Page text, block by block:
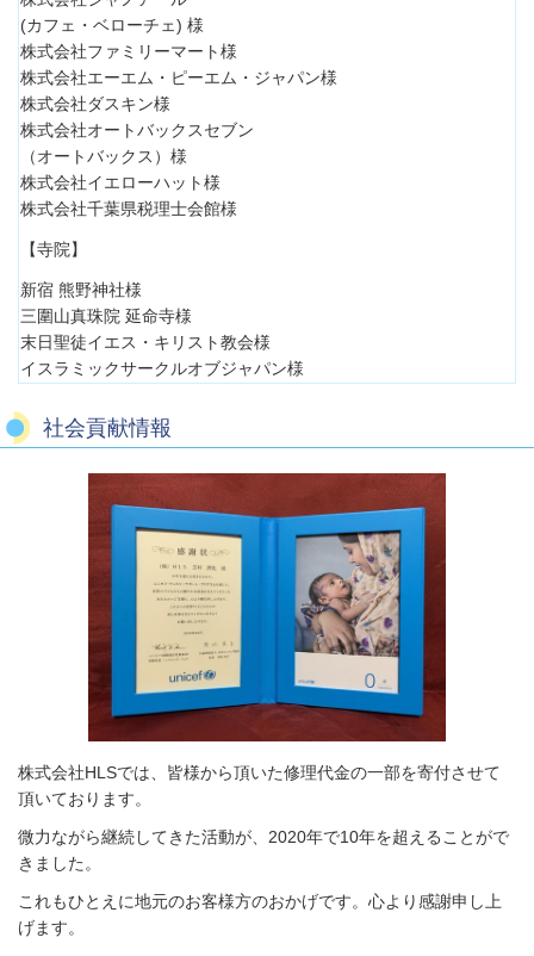
(カフェ・ベローチェ) 様
株式会社ファミリーマート様
株式会社エーエム・ピーエム・ジャパン様
株式会社ダスキン様
株式会社オートバックスセブン
（オートバックス）様
株式会社イエローハット様
株式会社千葉県税理士会館様
【寺院】
新宿 熊野神社様
三圍山真珠院 延命寺様
末日聖徒イエス・キリスト教会様
イスラミックサークルオブジャパン様
社会貢献情報
株式会社HLSでは、皆様から頂いた修理代金の一部を寄付させて
頂いております。
微力ながら継続してきた活動が、2020年で10年を超えることがで
きました。
これもひとえに地元のお客様方のおかげです。心より感謝申し上
げます。